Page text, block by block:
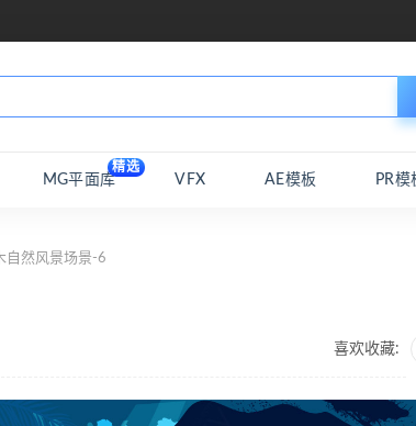
MG平面库
精选
VFX AE模板 PR模
自然风景场景-6
喜欢收藏: